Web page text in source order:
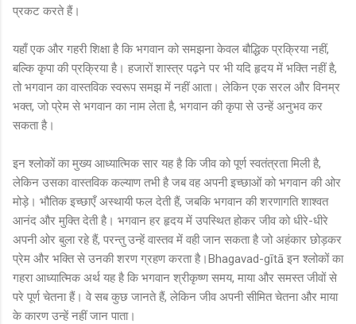
प्रकट करते हैं।
यहाँ एक और गहरी शिक्षा है कि भगवान को समझना केवल बौद्धिक प्रक्रिया नहीं,
बल्कि कृपा की प्रक्रिया है। हजारों शास्त्र पढ़ने पर भी यदि हृदय में भक्ति नहीं है,
तो भगवान का वास्तविक स्वरूप समझ में नहीं आता। लेकिन एक सरल और विनम्र
भक्त, जो प्रेम से भगवान का नाम लेता है, भगवान की कृपा से उन्हें अनुभव कर
सकता है।
इन श्लोकों का मुख्य आध्यात्मिक सार यह है कि जीव को पूर्ण स्वतंत्रता मिली है,
लेकिन उसका वास्तविक कल्याण तभी है जब वह अपनी इच्छाओं को भगवान की ओर
मोड़े। भौतिक इच्छाएँ अस्थायी फल देती हैं, जबकि भगवान की शरणागति शाश्वत
आनंद और मुक्ति देती है। भगवान हर हृदय में उपस्थित होकर जीव को धीरे-धीरे
अपनी ओर बुला रहे हैं, परन्तु उन्हें वास्तव में वही जान सकता है जो अहंकार छोड़कर
प्रेम और भक्ति से उनकी शरण ग्रहण करता है।Bhagavad-gītā इन श्लोकों का
गहरा आध्यात्मिक अर्थ यह है कि भगवान श्रीकृष्ण समय, माया और समस्त जीवों से
परे पूर्ण चेतना हैं। वे सब कुछ जानते हैं, लेकिन जीव अपनी सीमित चेतना और माया
के कारण उन्हें नहीं जान पाता।